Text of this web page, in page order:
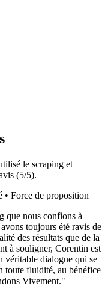
le scraping et
(5/5).
• Force de proposition
que nous confions à
toujours été ravis de
des résultats que de la
à souligner, Corentin est
véritable dialogue qui se
toute fluidité, au bénéfice
Vivement."